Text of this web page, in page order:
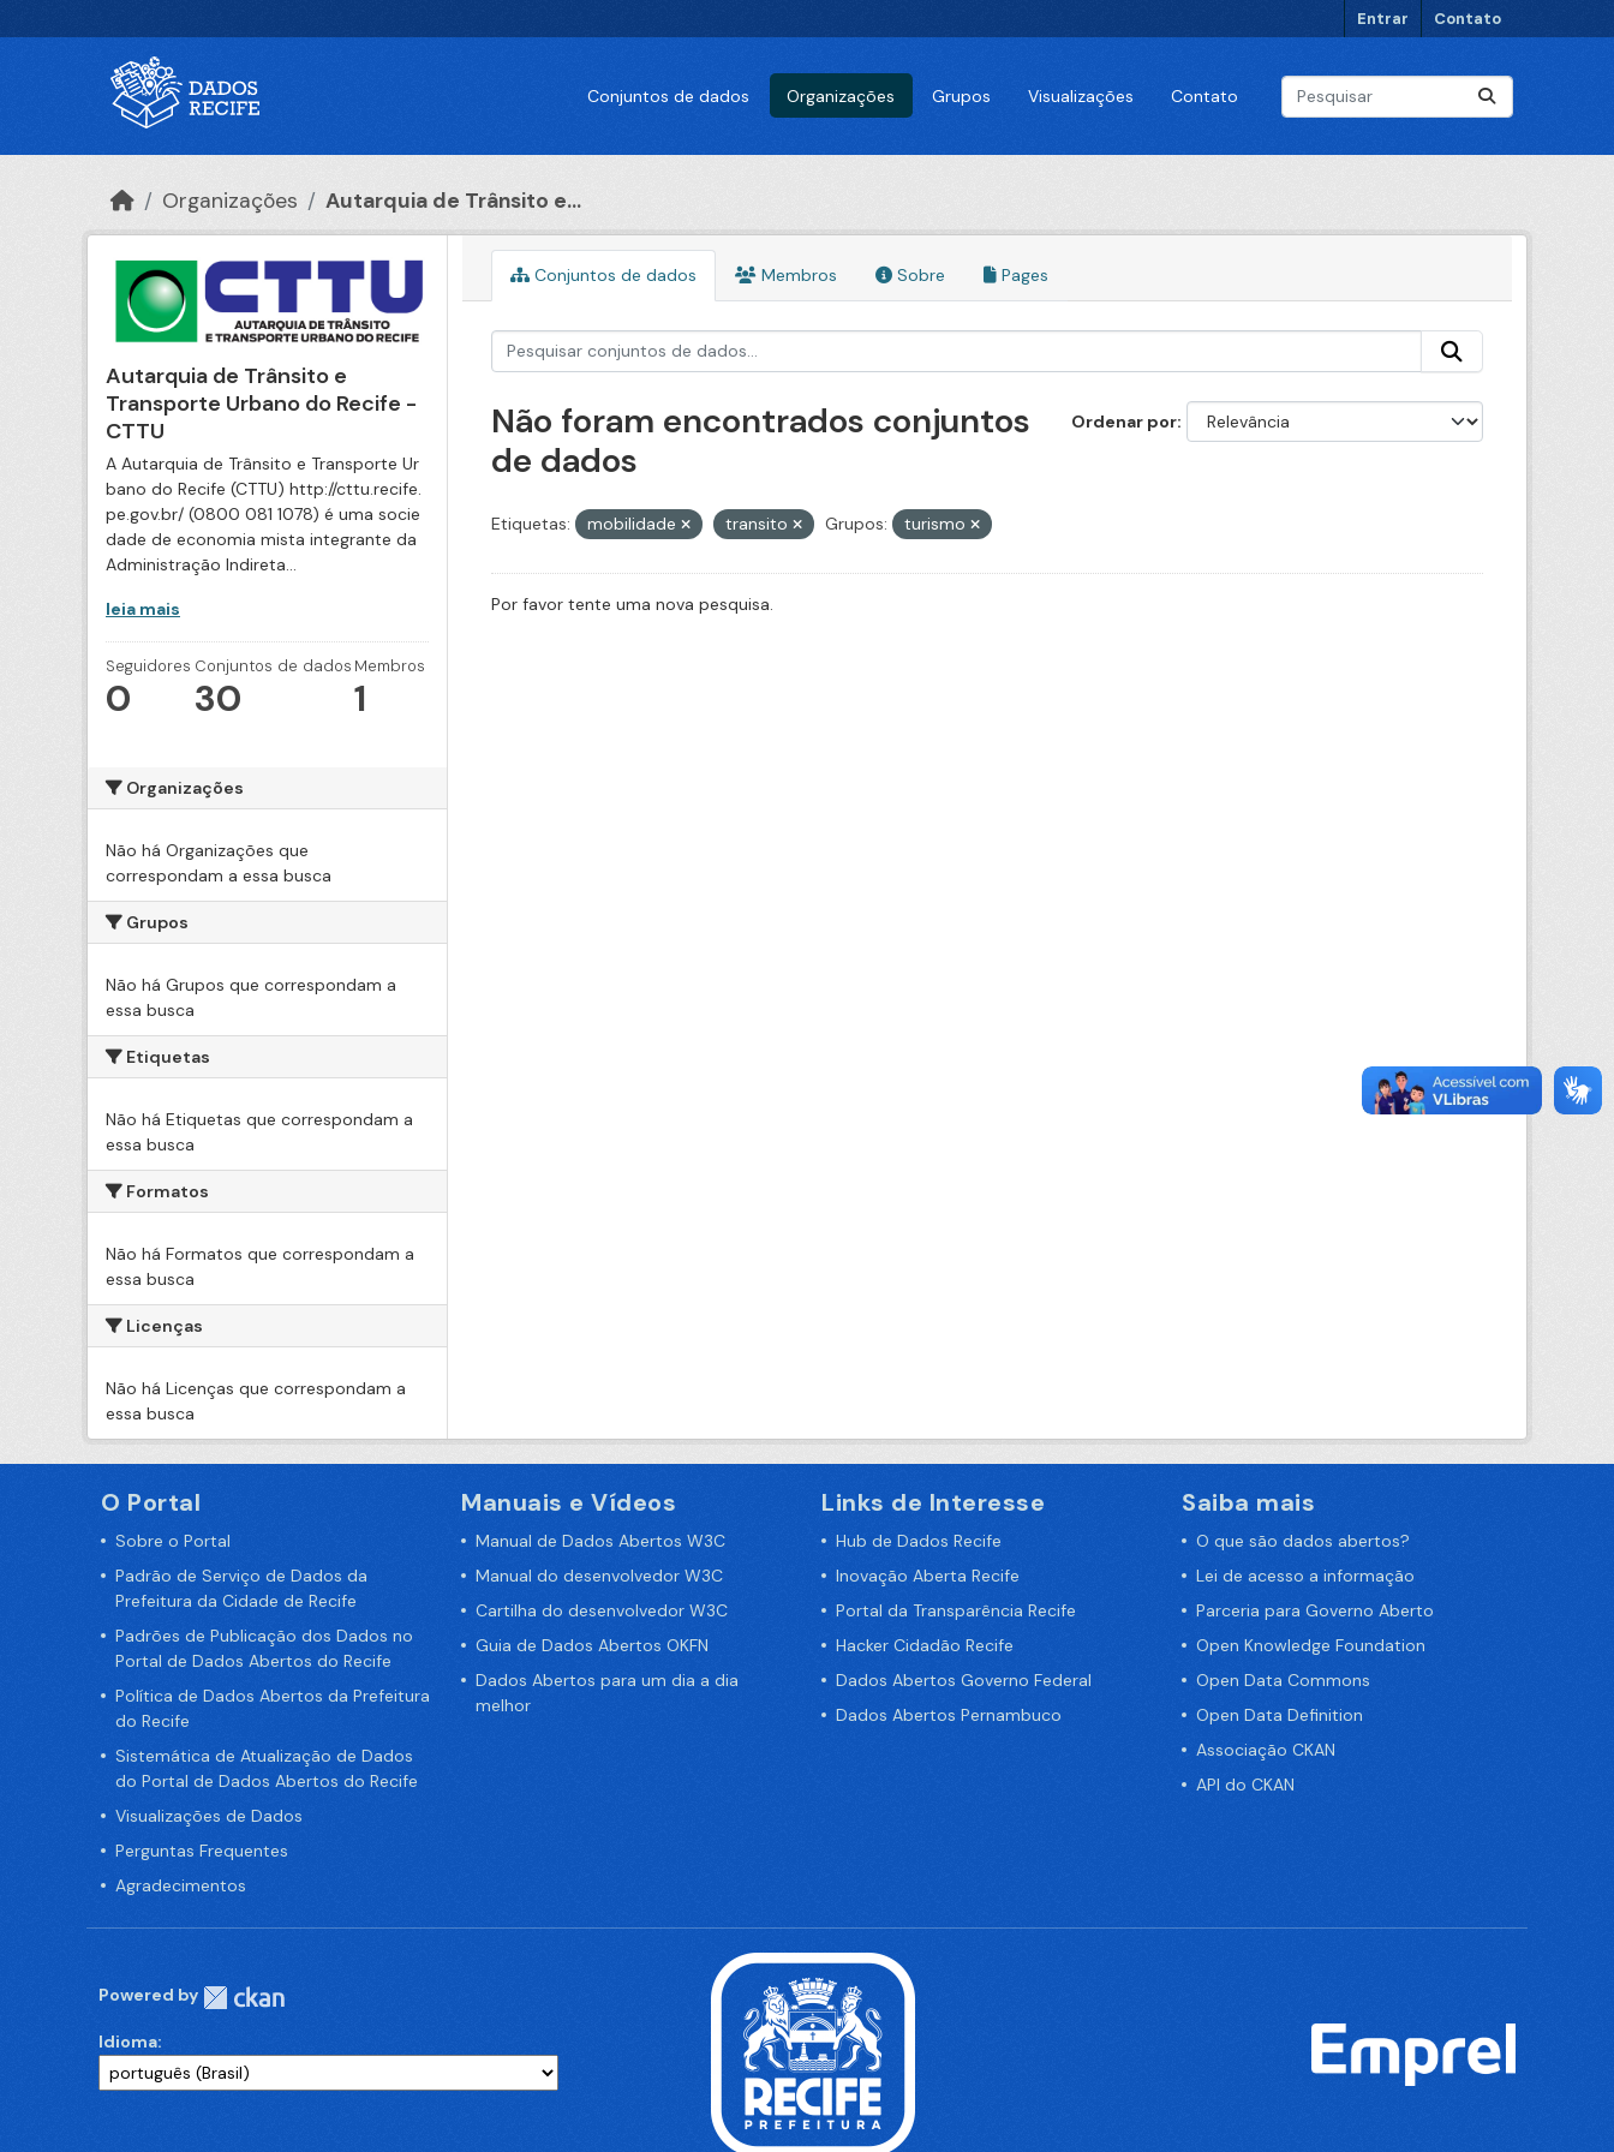
Entrar Contato
Conjuntos de dados Organizações Grupos Visualizações Contato
Organizações Autarquia de Trânsito e...
Autarquia de Trânsito e
Transporte Urbano do Recife -
CTTU
A Autarquia de Trânsito e Transporte Ur
bano do Recife (CTTU) http://cttu.recife.
pe.gov.br/ (0800 081 1078) é uma socie
dade de economia mista integrante da
Administração Indireta...
leia mais
Seguidores
0
Conjuntos de dados
30
Membros
1
Organizações
Não há Organizações que
correspondam a essa busca
Grupos
Não há Grupos que correspondam a
essa busca
Etiquetas
Não há Etiquetas que correspondam a
essa busca
Formatos
Não há Formatos que correspondam a
essa busca
Licenças
Não há Licenças que correspondam a
essa busca
Conjuntos de dados Membros Sobre Pages
Ordenar por
Não foram encontrados conjuntos
de dados
Etiquetas: mobilidade transito Grupos: turismo
Por favor tente uma nova pesquisa.
O Portal
Sobre o Portal
Padrão de Serviço de Dados da
Prefeitura da Cidade de Recife
Padrões de Publicação dos Dados no
Portal de Dados Abertos do Recife
Política de Dados Abertos da Prefeitura
do Recife
Sistemática de Atualização de Dados
do Portal de Dados Abertos do Recife
Visualizações de Dados
Perguntas Frequentes
Agradecimentos
Manuais e Vídeos
Manual de Dados Abertos W3C
Manual do desenvolvedor W3C
Cartilha do desenvolvedor W3C
Guia de Dados Abertos OKFN
Dados Abertos para um dia a dia
melhor
Links de Interesse
Hub de Dados Recife
Inovação Aberta Recife
Portal da Transparência Recife
Hacker Cidadão Recife
Dados Abertos Governo Federal
Dados Abertos Pernambuco
Saiba mais
O que são dados abertos?
Lei de acesso a informação
Parceria para Governo Aberto
Open Knowledge Foundation
Open Data Commons
Open Data Definition
Associação CKAN
API do CKAN
Powered by
Idioma